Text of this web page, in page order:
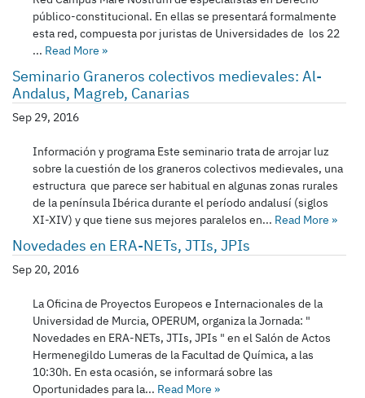
público-constitucional. En ellas se presentará formalmente
esta red, compuesta por juristas de Universidades de los 22
... Read More »
Seminario Graneros colectivos medievales: Al-
Andalus, Magreb, Canarias
Sep 29, 2016
Información y programa Este seminario trata de arrojar luz
sobre la cuestión de los graneros colectivos medievales, una
estructura que parece ser habitual en algunas zonas rurales
de la península Ibérica durante el período andalusí (siglos
XI-XIV) y que tiene sus mejores paralelos en... Read More »
Novedades en ERA-NETs, JTIs, JPIs
Sep 20, 2016
La Oficina de Proyectos Europeos e Internacionales de la
Universidad de Murcia, OPERUM, organiza la Jornada: "
Novedades en ERA-NETs, JTIs, JPIs " en el Salón de Actos
Hermenegildo Lumeras de la Facultad de Química, a las
10:30h. En esta ocasión, se informará sobre las
Oportunidades para la... Read More »